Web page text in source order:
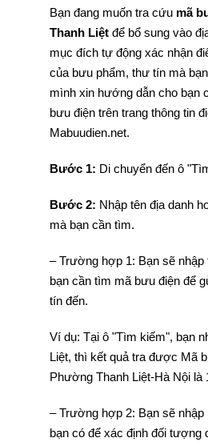
Bạn đang muốn tra cứu mã
Thanh Liệt để bổ sung vào
mục đích tự động xác nhận
của bưu phẩm, thư tín mà
mình xin hướng dẫn cho bạn
bưu điện trên trang thông tin
Mabuudien.net.
Bước 1: Di chuyển đến ô
Bước 2: Nhập tên địa danh
mà bạn cần tìm.
– Trường hợp 1: Bạn sẽ nhập
bạn cần tìm mã bưu điện để
tín đến.
Ví dụ: Tại ô "Tìm kiếm", bạn
Liệt, thì kết quả tra được Mã
Phường Thanh Liệt-Hà Nội là
– Trường hợp 2: Bạn sẽ nhập
bạn có để xác định đối tượng